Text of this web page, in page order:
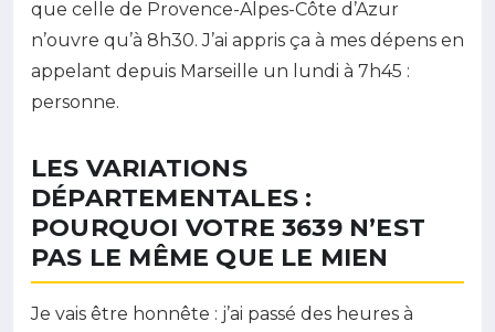
que celle de Provence-Alpes-Côte d’Azur
n’ouvre qu’à 8h30. J’ai appris ça à mes dépens en
appelant depuis Marseille un lundi à 7h45 :
personne.
LES VARIATIONS
DÉPARTEMENTALES :
POURQUOI VOTRE 3639 N’EST
PAS LE MÊME QUE LE MIEN
Je vais être honnête : j’ai passé des heures à